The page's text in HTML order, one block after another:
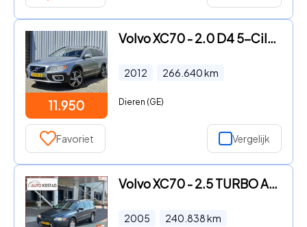
11.950
Volvo XC70 - 2.0 D4 5-Cilinder / Dealer Onderhouden/ Automaat
2012 266.640km
Dieren (GE)
Favoriet Vergelijk
Volvo XC70 - 2.5 TURBO AUTOMAAT LEDER/CLIMA/CRUISE! VELE OPTIES
2005 240.838km